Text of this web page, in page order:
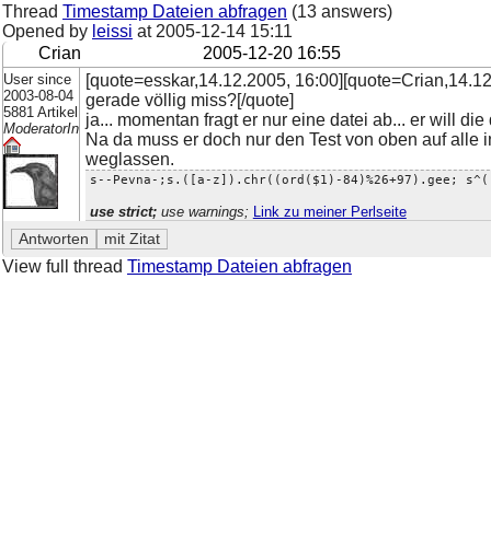
Thread Timestamp Dateien abfragen (13 answers)
Opened by leissi at 2005-12-14 15:11
Crian
2005-12-20 16:55
User since
2003-08-04
5881 Artikel
ModeratorIn
[quote=esskar,14.12.2005,
gerade völlig miss?[/quote]
ja... momentan fragt er nur eine datei ab... er will
Na da muss er doch nur den Test von oben auf
weglassen.
s--Pevna-;s.([a-z]).chr((ord($1)-84)%26+97).gee;
use strict;use warnings; Link zu meiner Perlseite
View full thread Timestamp Dateien abfragen